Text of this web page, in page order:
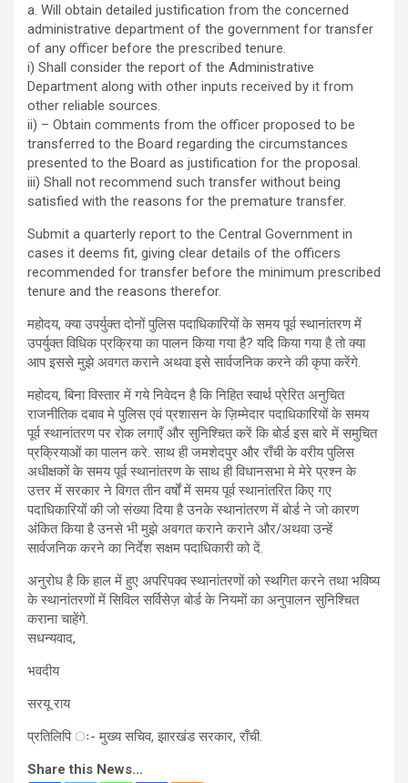
a. Will obtain detailed justification from the concerned
administrative department of the government for transfer
of any officer before the prescribed tenure.
i) Shall consider the report of the Administrative
Department along with other inputs received by it from
other reliable sources.
ii) – Obtain comments from the officer proposed to be
transferred to the Board regarding the circumstances
presented to the Board as justification for the proposal.
iii) Shall not recommend such transfer without being
satisfied with the reasons for the premature transfer.
Submit a quarterly report to the Central Government in
cases it deems fit, giving clear details of the officers
recommended for transfer before the minimum prescribed
tenure and the reasons therefor.
महोदय, क्या उपर्युक्त दोनों पुलिस पदाधिकारियों के समय पूर्व स्थानांतरण में
उपर्युक्त विधिक प्रक्रिया का पालन किया गया है? यदि किया गया है तो क्या
आप इससे मुझे अवगत कराने अथवा इसे सार्वजनिक करने की कृपा करेंगे.
महोदय, बिना विस्तार में गये निवेदन है कि निहित स्वार्थ प्रेरित अनुचित
राजनीतिक दबाव मे पुलिस एवं प्रशासन के ज़िम्मेदार पदाधिकारियों के समय
पूर्व स्थानांतरण पर रोक लगाएँ और सुनिश्चित करें कि बोर्ड इस बारे में समुचित
प्रक्रियाओं का पालन करे. साथ ही जमशेदपुर और राँची के वरीय पुलिस
अधीक्षकों के समय पूर्व स्थानांतरण के साथ ही विधानसभा मे मेरे प्रश्न के
उत्तर में सरकार ने विगत तीन वर्षों में समय पूर्व स्थानांतरित किए गए
पदाधिकारियों की जो संख्या दिया है उनके स्थानांतरण में बोर्ड ने जो कारण
अंकित किया है उनसे भी मुझे अवगत कराने कराने और/अथवा उन्हें
सार्वजनिक करने का निर्देश सक्षम पदाधिकारी को दें.
अनुरोध है कि हाल में हुए अपरिपक्व स्थानांतरणों को स्थगित करने तथा भविष्य
के स्थानांतरणों में सिविल सर्विसेज़ बोर्ड के नियमों का अनुपालन सुनिश्चित
कराना चाहेंगे.
सधन्यवाद,
भवदीय
सरयू राय
प्रतिलिपि ः- मुख्य सचिव, झारखंड सरकार, राँची.
Share this News...